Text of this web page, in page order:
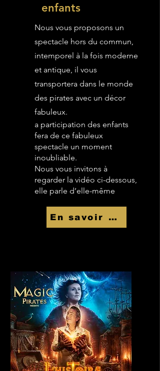
enfants
Nous vous proposons un
spectacle hors du commun,
intemporel à la fois moderne
et antique, il vous
transportera dans le monde
des pirates avec un décor
fabuleux.
a participation des enfants
fera de ce fabuleux
spectacle un moment
inoubliable.
Nous vous invitons à
regarder la vidéo ci-dessous,
elle parle d’elle-même
En savoir Plus